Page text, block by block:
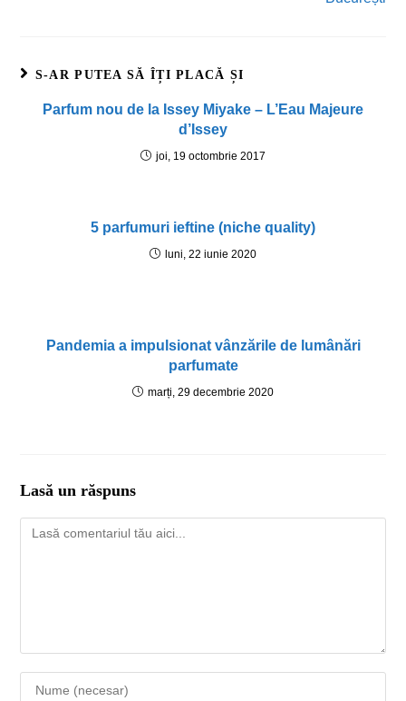
S-AR PUTEA SĂ ÎȚI PLACĂ ȘI
Parfum nou de la Issey Miyake – L’Eau Majeure
d’Issey
joi, 19 octombrie 2017
5 parfumuri ieftine (niche quality)
luni, 22 iunie 2020
Pandemia a impulsionat vânzările de lumânări
parfumate
marți, 29 decembrie 2020
Lasă un răspuns